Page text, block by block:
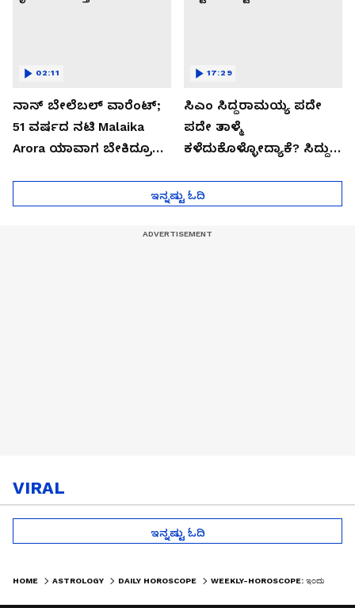
ನಾನ್ ಬೇಲೆಬಲ್ ವಾರೆಂಟ್;
51 ವರ್ಷದ ನಟಿ Malaika
Arora ಯಾವಾಗ ಬೇಕಿದ್ರೂ
02:11
ಸಿಎಂ ಸಿದ್ದರಾಮಯ್ಯ ಪದೇ
ಪದೇ ತಾಳ್ಮೆ
ಕಳೆದುಕೊಳ್ಳೋದ್ಯಾಕೆ? ಸಿದ್ದು
17:29
ಇನ್ನಷ್ಟು ಓದಿ
VIRAL
ಇನ್ನಷ್ಟು ಓದಿ
HOME ASTROLOGY DAILY HOROSCOPE